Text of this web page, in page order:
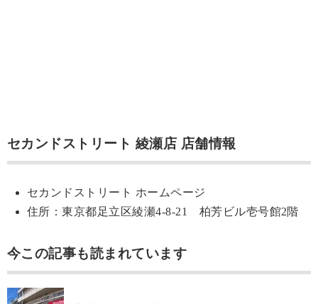
セカンドストリート 綾瀬店 店舗情報
セカンドストリート ホームページ
住所：東京都足立区綾瀬4-8-21 柏芳ビル壱号館2階
今この記事も読まれています